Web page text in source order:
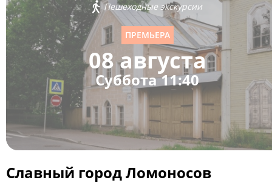
Пешеходные экскурсии
ПРЕМЬЕРА
08 августа
Суббота 11:40
Славный город Ломоносов